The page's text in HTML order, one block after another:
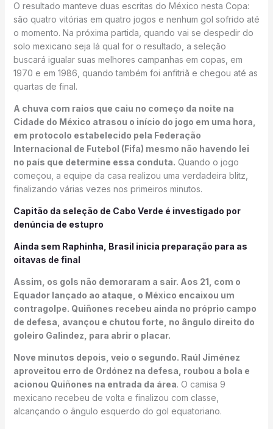
O resultado manteve duas escritas do México nesta Copa:
são quatro vitórias em quatro jogos e nenhum gol sofrido até
o momento. Na próxima partida, quando vai se despedir do
solo mexicano seja lá qual for o resultado, a seleção
buscará igualar suas melhores campanhas em copas, em
1970 e em 1986, quando também foi anfitriã e chegou até as
quartas de final.
A chuva com raios que caiu no começo da noite na
Cidade do México atrasou o início do jogo em uma hora,
em protocolo estabelecido pela Federação
Internacional de Futebol (Fifa) mesmo não havendo lei
no país que determine essa conduta. Quando o jogo
começou, a equipe da casa realizou uma verdadeira blitz,
finalizando várias vezes nos primeiros minutos.
Capitão da seleção de Cabo Verde é investigado por
denúncia de estupro
Ainda sem Raphinha, Brasil inicia preparação para as
oitavas de final
Assim, os gols não demoraram a sair. Aos 21, com o
Equador lançado ao ataque, o México encaixou um
contragolpe. Quiñones recebeu ainda no próprio campo
de defesa, avançou e chutou forte, no ângulo direito do
goleiro Galindez, para abrir o placar.
Nove minutos depois, veio o segundo. Raúl Jiménez
aproveitou erro de Ordónez na defesa, roubou a bola e
acionou Quiñones na entrada da área. O camisa 9
mexicano recebeu de volta e finalizou com classe,
alcançando o ângulo esquerdo do gol equatoriano.